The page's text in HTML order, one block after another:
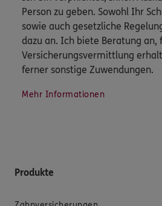
Person zu geben. Sowohl Ihr
sowie auch gesetzliche
dazu an. Ich biete Beratung an,
Versicherungsvermittlung
ferner sonstige Zuwendungen.
Mehr Informationen
Produkte